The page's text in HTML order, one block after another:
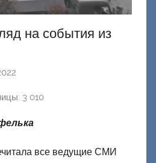
на события из
т
о
о
3 010
все ведущие СМИ